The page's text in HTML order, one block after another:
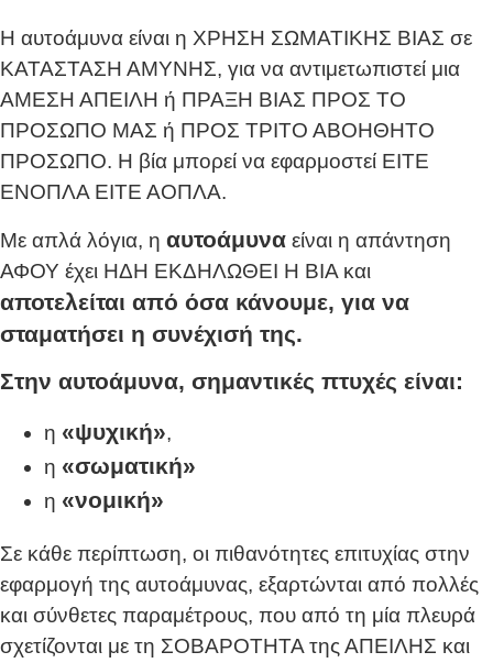
Η αυτοάμυνα είναι η ΧΡΗΣΗ ΣΩΜΑΤΙΚΗΣ ΒΙΑΣ σε
ΚΑΤΑΣΤΑΣΗ ΑΜΥΝΗΣ, για να αντιμετωπιστεί μια
ΑΜΕΣΗ ΑΠΕΙΛΗ ή ΠΡΑΞΗ ΒΙΑΣ ΠΡΟΣ ΤΟ
ΠΡΟΣΩΠΟ ΜΑΣ ή ΠΡΟΣ ΤΡΙΤΟ ΑΒΟΗΘΗΤΟ
ΠΡΟΣΩΠΟ. Η βία μπορεί να εφαρμοστεί ΕΙΤΕ
ΕΝΟΠΛΑ ΕΙΤΕ ΑΟΠΛΑ.
Με απλά λόγια, η αυτοάμυνα είναι η απάντηση
ΑΦΟΥ έχει ΗΔΗ ΕΚΔΗΛΩΘΕΙ Η ΒΙΑ και
αποτελείται από όσα κάνουμε, για να
σταματήσει η συνέχισή της.
Στην αυτοάμυνα, σημαντικές πτυχές είναι:
η «ψυχική»,
η «σωματική»
η «νομική»
Σε κάθε περίπτωση, οι πιθανότητες επιτυχίας στην
εφαρμογή της αυτοάμυνας, εξαρτώνται από πολλές
και σύνθετες παραμέτρους, που από τη μία πλευρά
σχετίζονται με τη ΣΟΒΑΡΟΤΗΤΑ της ΑΠΕΙΛΗΣ και